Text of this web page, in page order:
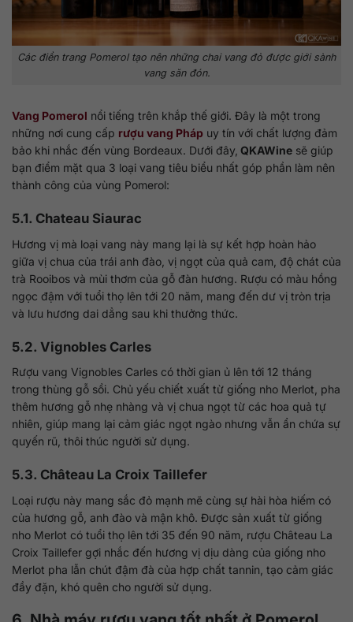
Các điền trang Pomerol tạo nên những chai vang đỏ được giới sành
vang săn đón.
Vang Pomerol nổi tiếng trên khắp thế giới. Đây là một trong
những nơi cung cấp rượu vang Pháp uy tín với chất lượng đảm
bảo khi nhắc đến vùng Bordeaux. Dưới đây, QKAWine sẽ giúp
bạn điểm mặt qua 3 loại vang tiêu biểu nhất góp phần làm nên
thành công của vùng Pomerol:
5.1. Chateau Siaurac
Hương vị mà loại vang này mang lại là sự kết hợp hoàn hảo
giữa vị chua của trái anh đào, vị ngọt của quả cam, độ chát của
trà Rooibos và mùi thơm của gỗ đàn hương. Rượu có màu hồng
ngọc đậm với tuổi thọ lên tới 20 năm, mang đến dư vị tròn trịa
và lưu hương dai dẳng sau khi thưởng thức.
5.2. Vignobles Carles
Rượu vang Vignobles Carles có thời gian ủ lên tới 12 tháng
trong thùng gỗ sồi. Chủ yếu chiết xuất từ giống nho Merlot, pha
thêm hương gỗ nhẹ nhàng và vị chua ngọt từ các hoa quả tự
nhiên, giúp mang lại cảm giác ngọt ngào nhưng vẫn ẩn chứa sự
quyến rũ, thôi thúc người sử dụng.
5.3. Château La Croix Taillefer
Loại rượu này mang sắc đỏ mạnh mẽ cùng sự hài hòa hiếm có
của hương gỗ, anh đào và mận khô. Được sản xuất từ giống
nho Merlot có tuổi thọ lên tới 35 đến 90 năm, rượu Château La
Croix Taillefer gợi nhắc đến hương vị dịu dàng của giống nho
Merlot pha lẫn chút đậm đà của hợp chất tannin, tạo cảm giác
đầy đặn, khó quên cho người sử dụng.